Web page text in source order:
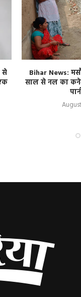
से
Bihar News:
साल से नल का